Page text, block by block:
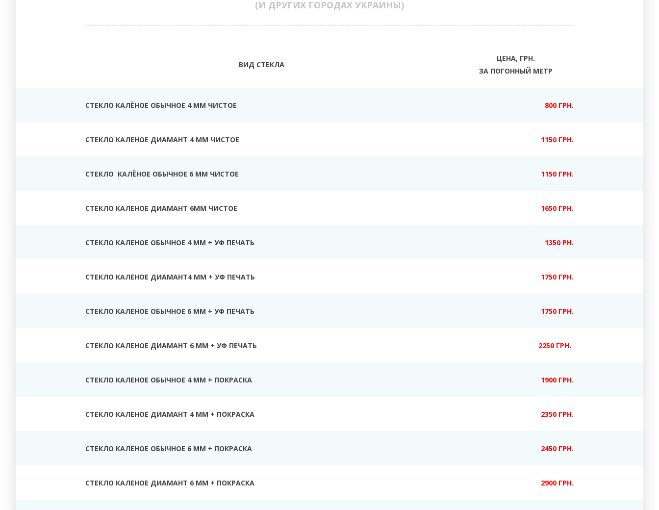
(И ДРУГИХ ГОРОДАХ УКРАИНЫ)
ВИД СТЕКЛА
ЦЕНА, ГРН.
ЗА ПОГОННЫЙ МЕТР
СТЕКЛО КАЛЁНОЕ ОБЫЧНОЕ 4 ММ ЧИСТОЕ 800 ГРН.
СТЕКЛО КАЛЕНОЕ ДИАМАНТ 4 ММ ЧИСТОЕ 1150 ГРН.
СТЕКЛО КАЛЁНОЕ ОБЫЧНОЕ 6 ММ ЧИСТОЕ 1150 ГРН.
СТЕКЛО КАЛЕНОЕ ДИАМАНТ 6ММ ЧИСТОЕ 1650 ГРН.
СТЕКЛО КАЛЕНОЕ ОБЫЧНОЕ 4 ММ + УФ ПЕЧАТЬ 1350 РН.
СТЕКЛО КАЛЕНОЕ ДИАМАНТ4 ММ + УФ ПЕЧАТЬ 1750 ГРН.
СТЕКЛО КАЛЕНОЕ ОБЫЧНОЕ 6 ММ + УФ ПЕЧАТЬ 1750 ГРН.
СТЕКЛО КАЛЕНОЕ ДИАМАНТ 6 ММ + УФ ПЕЧАТЬ 2250 ГРН.
СТЕКЛО КАЛЕНОЕ ОБЫЧНОЕ 4 ММ + ПОКРАСКА 1900 ГРН.
СТЕКЛО КАЛЕНОЕ ДИАМАНТ 4 ММ + ПОКРАСКА 2350 ГРН.
СТЕКЛО КАЛЕНОЕ ОБЫЧНОЕ 6 ММ + ПОКРАСКА 2450 ГРН.
СТЕКЛО КАЛЕНОЕ ДИАМАНТ 6 ММ + ПОКРАСКА 2900 ГРН.